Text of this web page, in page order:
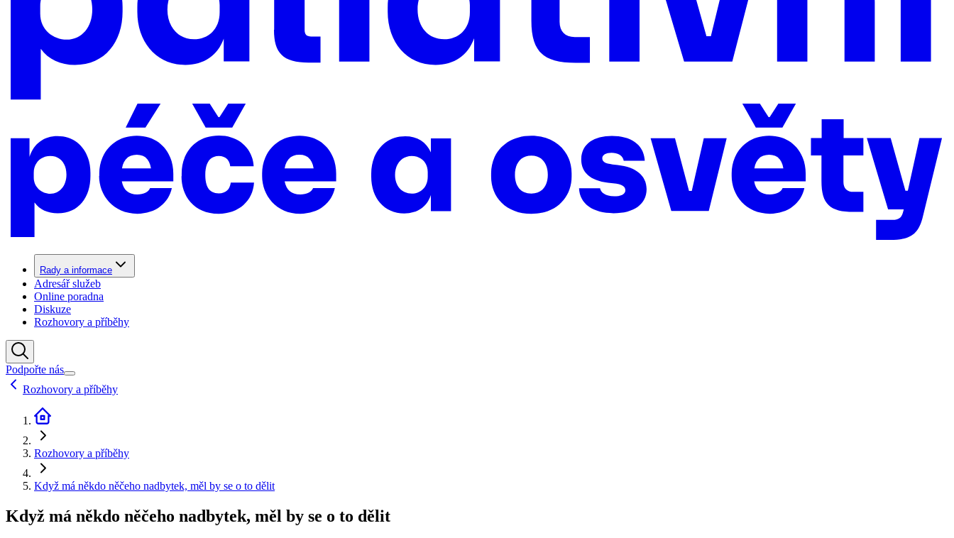
Rady a informace
Adresář služeb
Online poradna
Diskuze
Rozhovory a příběhy
Podpořte nás
Rozhovory a příběhy
Rozhovory a příběhy
Když má někdo něčeho nadbytek, měl by se o to dělit
Když má někdo něčeho nadbytek, měl by se o to dělit